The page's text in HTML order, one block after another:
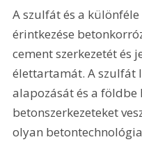
A szulfát és a
érintkezése
cement szerkezetét és
élettartamát. A szulfát
alapozását és a földbe
betonszerkezeteket
olyan